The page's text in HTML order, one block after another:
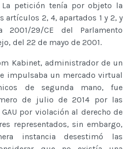
La petición tenía por objeto la
artículos 2, 4, apartados 1 y 2, y
29/CE del Parlamento
del 22 de mayo de 2001.
Kabinet, administrador de un
impulsaba un mercado virtual
de segunda mano, fue
de julio de 2014 por las
por violación al derecho de
representados, sin embargo,
instancia desestimó las